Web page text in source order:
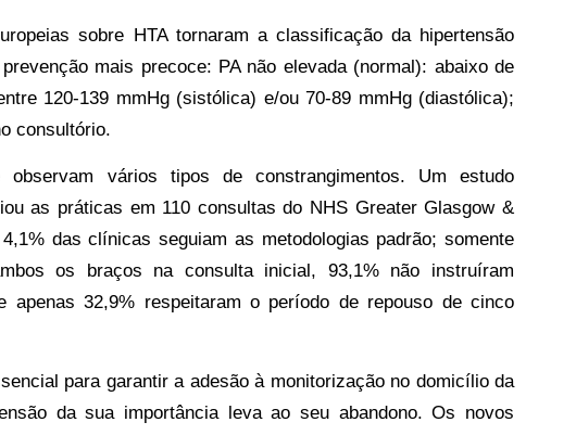
sobre HTA tornaram a classificação da hipertensão
mais precoce: PA não elevada (normal): abaixo de
120-139 mmHg (sistólica) e/ou 70-89 mmHg (diastólica);
consultório.
vários tipos de constrangimentos. Um estudo
as práticas em 110 consultas do NHS Greater Glasgow &
das clínicas seguiam as metodologias padrão; somente
os braços na consulta inicial, 93,1% não instruíram
apenas 32,9% respeitaram o período de repouso de cinco
para garantir a adesão à monitorização no domicílio da
da sua importância leva ao seu abandono. Os novos